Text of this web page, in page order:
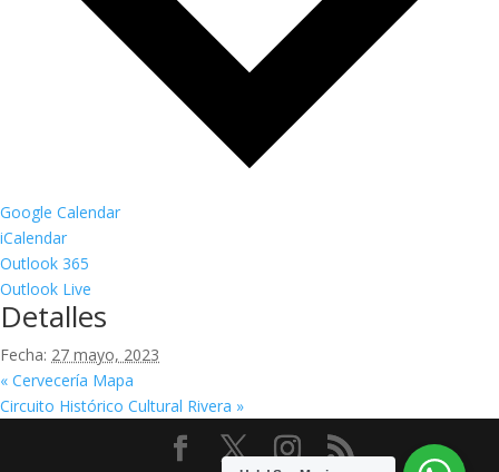
Google Calendar
iCalendar
Outlook 365
Outlook Live
Detalles
Fecha: 27 mayo, 2023
« Cervecería Mapa
Circuito Histórico Cultural Rivera »